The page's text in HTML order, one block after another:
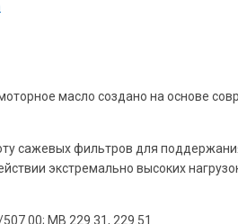
масло создано на основе
сажевых фильтров для
экстремально высоких
MB 229.31, 229.51